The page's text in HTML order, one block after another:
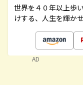
世界を４０年以上歩
けする、人生を輝か
AD